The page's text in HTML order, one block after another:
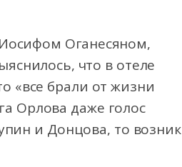
Оганесяном,
что в отеле
«все брали от жизни
Орлова даже голос
и Донцова, то возник